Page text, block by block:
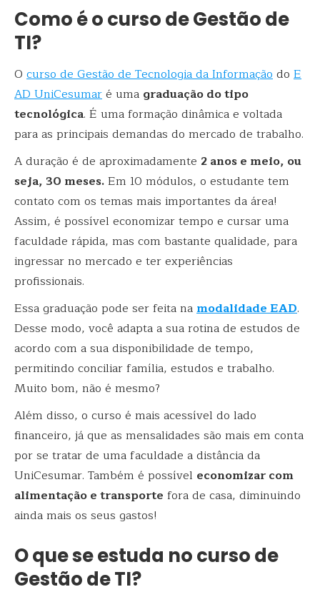
Como é o curso de Gestão de
TI?
O curso de Gestão de Tecnologia da Informaçãodo E
AD UniCesumaré uma graduação do tipo
tecnológica. É uma formação dinâmica e voltada
para as principais demandas do mercado de trabalho.
A duração é de aproximadamente 2 anos e meio, ou
seja, 30 meses.Em 10 módulos, o estudante tem
contato com os temas mais importantes da área!
Assim, é possível economizar tempo e cursar uma
faculdade rápida, mas com bastante qualidade, para
ingressar no mercado e ter experiências
profissionais.
Essa graduação pode ser feita namodalidade EAD.
Desse modo, você adapta a sua rotina de estudos de
acordo com a sua disponibilidade de tempo,
permitindo conciliar família, estudos e trabalho.
Muito bom, não é mesmo?
Além disso, o curso é mais acessível do lado
financeiro, já que as mensalidades são mais em conta
por se tratar de uma faculdade a distância da
UniCesumar. Também é possível economizar com
alimentação e transporte fora de casa, diminuindo
ainda mais os seus gastos!
O que se estuda no curso de
Gestão de TI?